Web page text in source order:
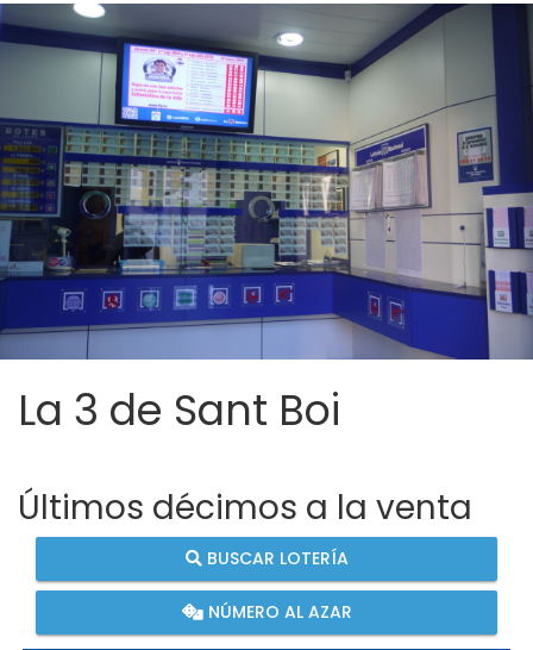
La 3 de Sant Boi
Últimos décimos a la venta
BUSCAR LOTERÍA
NÚMERO AL AZAR